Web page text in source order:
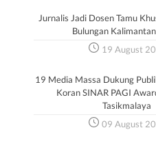
Jurnalis Jadi Dosen Tamu
Bulungan
19 August
19 Media Massa Dukung
Koran SINAR PAGI
Tasikmalaya
09 August